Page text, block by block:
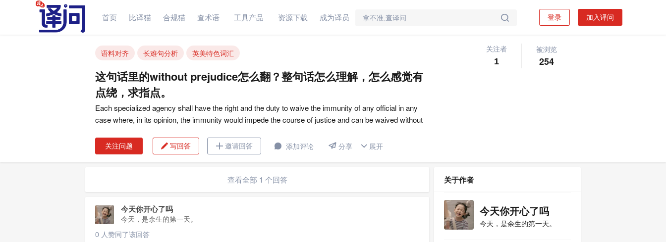
首页 比译猫 合规猫 查术语 工具产品 资源下载 成为译员  登录 加入译问

语料对齐 长难句分析 英美特色词汇
这句话里的without prejudice怎么翻？整句话怎么理解，怎么感觉有
点绕，求指点。
Each specialized agency shall have the right and the duty to waive the immunity of any official in any
case where, in its opinion, the immunity would impede the course of justice and can be waived without
关注者
1
被浏览
254
关注问题  写回答  邀请回答  添加评论  分享  展开
查看全部 1 个回答
今天你开心了吗
今天，是余生的第一天。
0 人赞同了该回答
关于作者
今天你开心了吗
今天，是余生的第一天。